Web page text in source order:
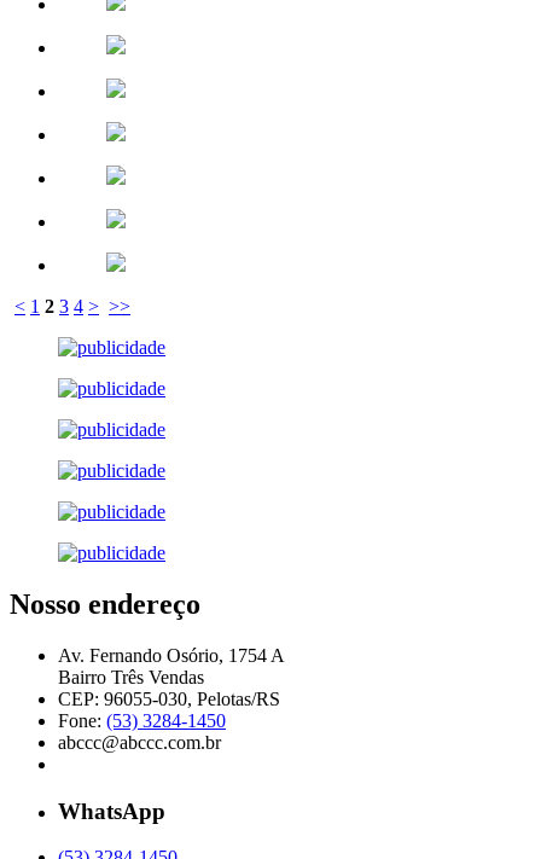
< 1 2 3 4 > >>
Nosso endereço
Av. Fernando Osório, 1754 A
Bairro Três Vendas
CEP: 96055-030, Pelotas/RS
Fone: (53) 3284-1450
abccc@abccc.com.br
WhatsApp